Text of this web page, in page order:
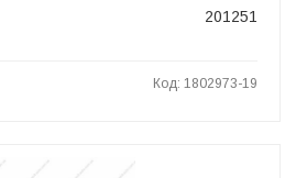
201251
Код: 1802973-19